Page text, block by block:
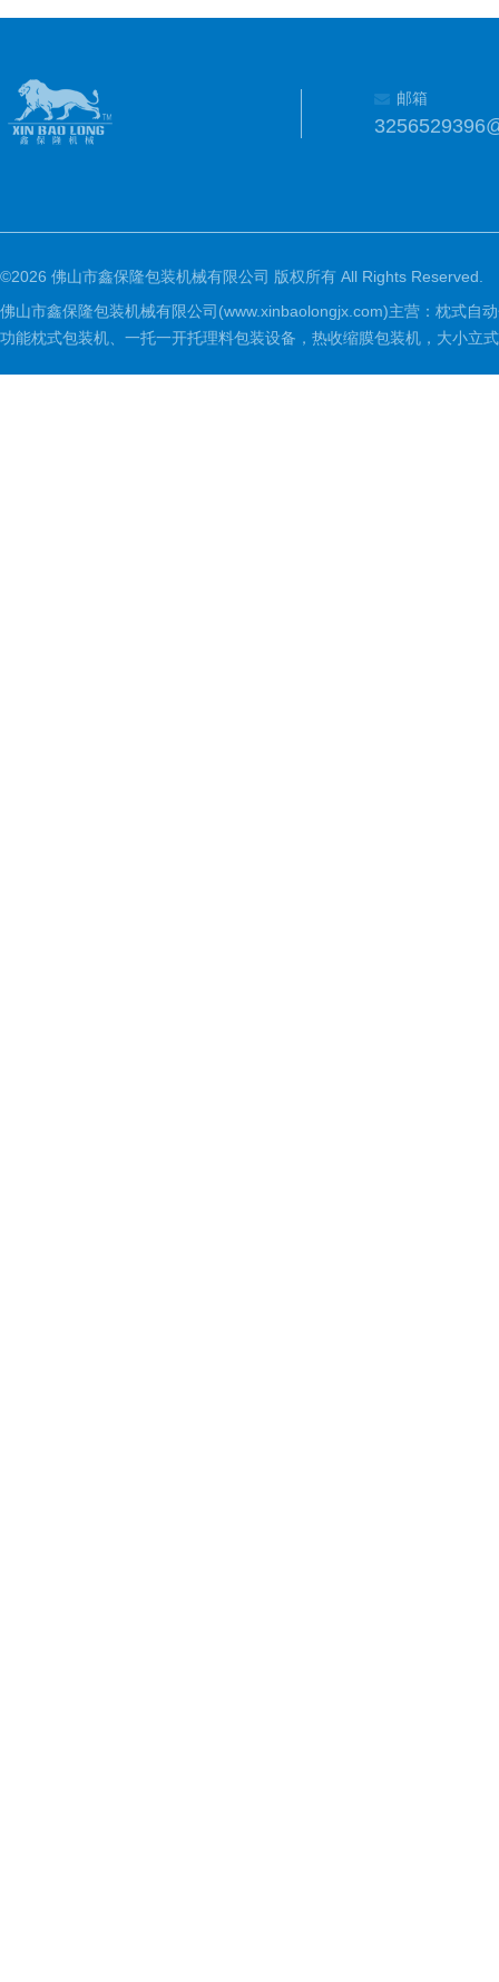
邮箱
©2026 佛山市鑫保隆包装机械有限公司 版权所有 All Rights Reserved.
佛山市鑫保隆包装机械有限公司(www.xinbaolongjx.com)主营：枕式自
功能枕式包装机、一托一开托理料包装设备，热收缩膜包装机，大小立